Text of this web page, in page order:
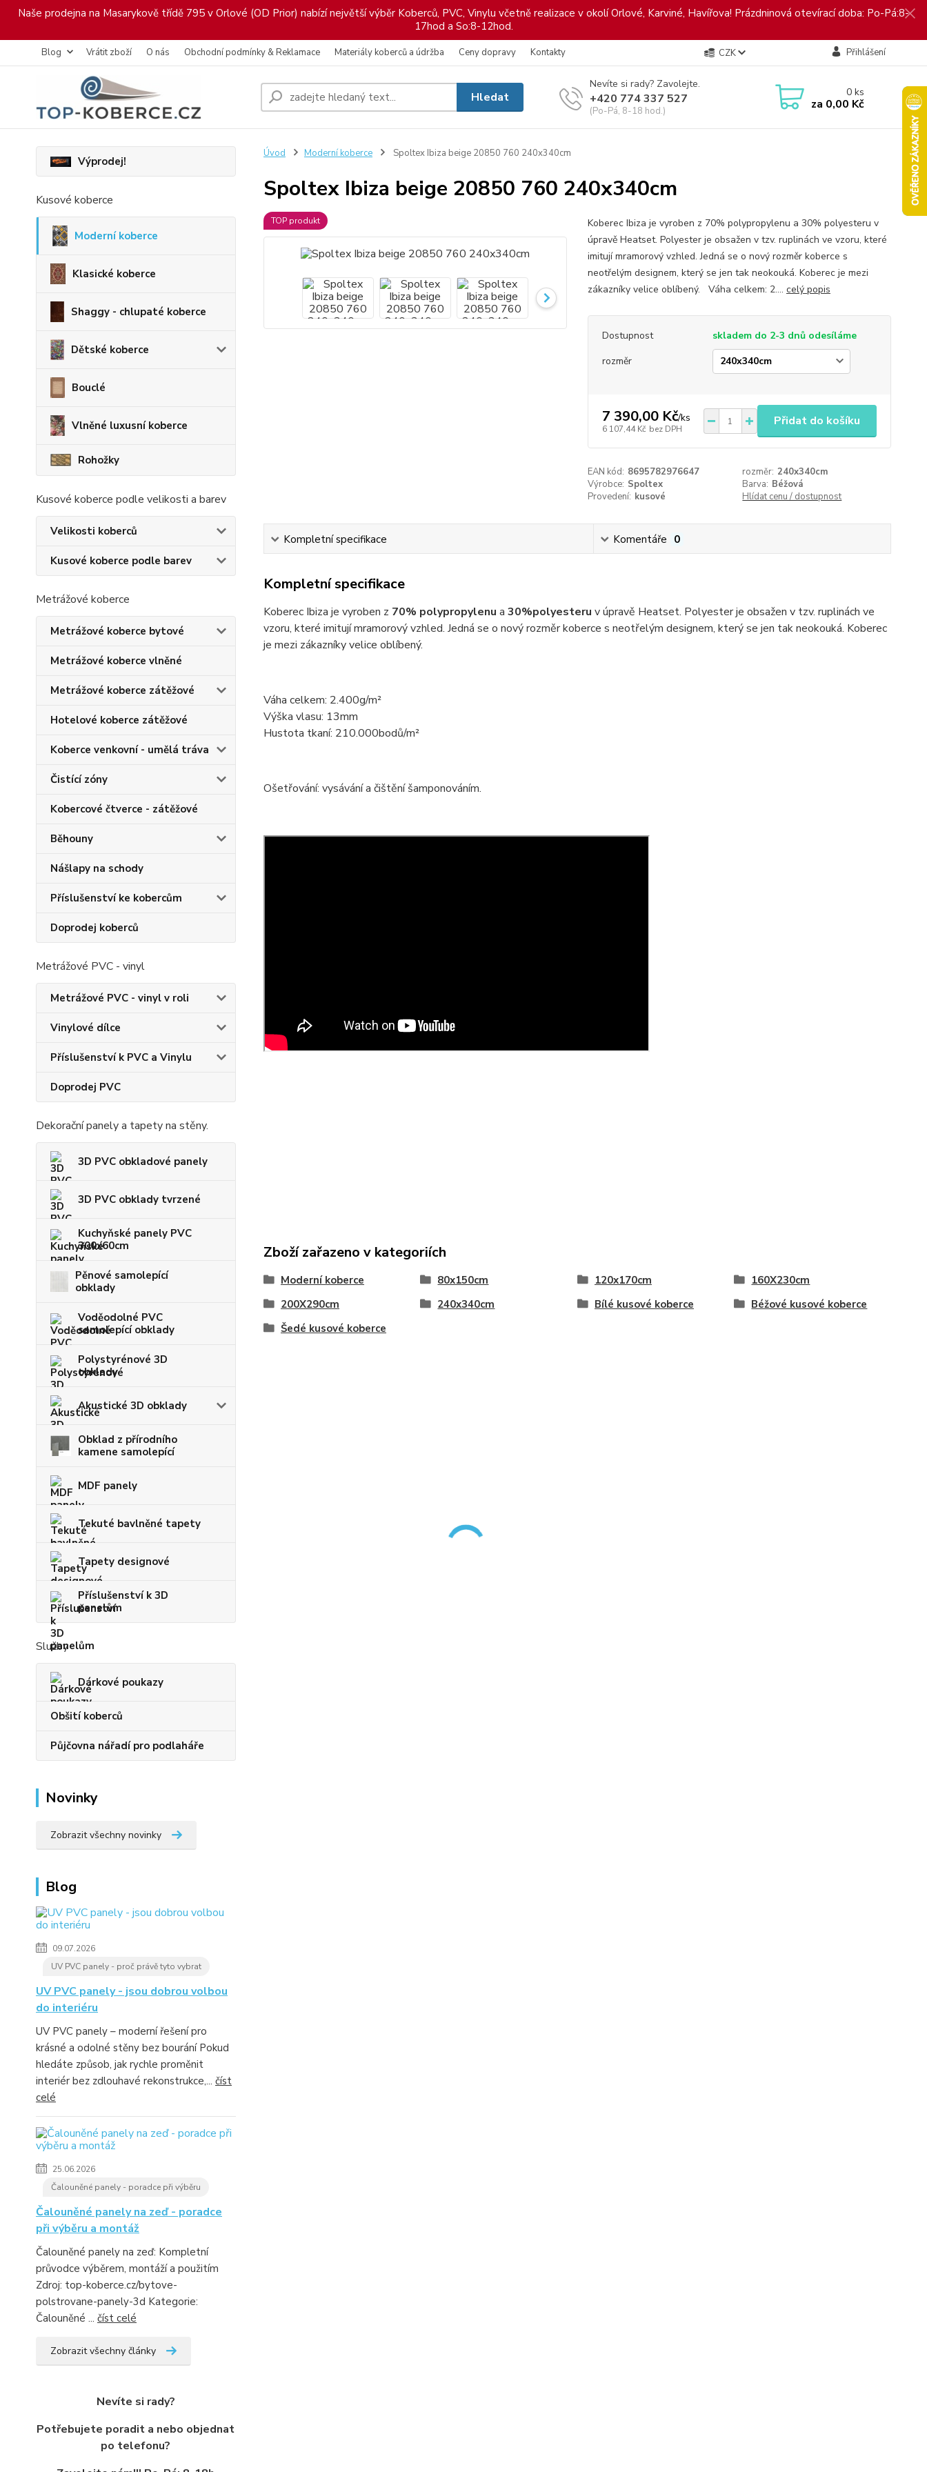
Naše prodejna na Masarykově třídě 795 v Orlové (OD Prior) nabízí největší výběr Koberců, PVC, Vinylu včetně realizace v okolí Orlové, Karviné, Havířova! Prázdninová otevírací doba: Po-Pá:8-
17hod a So:8-12hod.
Blog Vrátit zboží O nás Obchodní podmínky & Reklamace Materiály koberců a údržba Ceny dopravy Kontakty CZK Přihlášení
Hledat
Nevíte si rady? Zavolejte.
+420 774 337 527
(Po-Pá, 8-18 hod.)
0ks
za 0,00 Kč
Výprodej!
Kusové koberce
Moderní koberce
Klasické koberce
Shaggy - chlupaté koberce
Dětské koberce
Bouclé
Vlněné luxusní koberce
Rohožky
Kusové koberce podle velikosti a barev
Velikosti koberců
Kusové koberce podle barev
Metrážové koberce
Metrážové koberce bytové
Metrážové koberce vlněné
Metrážové koberce zátěžové
Hotelové koberce zátěžové
Koberce venkovní - umělá tráva
Čistící zóny
Kobercové čtverce - zátěžové
Běhouny
Nášlapy na schody
Příslušenství ke kobercům
Doprodej koberců
Metrážové PVC - vinyl
Metrážové PVC - vinyl v roli
Vinylové dílce
Příslušenství k PVC a Vinylu
Doprodej PVC
Dekorační panely a tapety na stěny.
3D PVC obkladové panely
3D PVC obklady tvrzené
Kuchyňské panely PVC
300x60cm
Pěnové samolepící
obklady
Voděodolné PVC
samolepící obklady
Polystyrénové 3D
obklady
Akustické 3D obklady
Obklad z přírodního
kamene samolepící
MDF panely
Tekuté bavlněné tapety
Tapety designové
Příslušenství k 3D
panelům
Služby
Dárkové poukazy
Obšití koberců
Půjčovna nářadí pro podlaháře
Novinky
Zobrazit všechny novinky
Blog
09.07.2026
UV PVC panely - proč právě tyto vybrat
UV PVC panely - jsou dobrou volbou
do interiéru
UV PVC panely – moderní řešení pro
krásné a odolné stěny bez bourání Pokud
hledáte způsob, jak rychle proměnit
interiér bez zdlouhavé rekonstrukce,... číst
celé
25.06.2026
Čalouněné panely - poradce při výběru
Čalouněné panely na zeď - poradce
při výběru a montáž
Čalouněné panely na zeď: Kompletní
průvodce výběrem, montáží a použitím
Zdroj: top-koberce.cz/bytove-
polstrovane-panely-3d Kategorie:
Čalouněné ... číst celé
Zobrazit všechny články
Nevíte si rady?
Potřebujete poradit a nebo objednat
po telefonu?
Úvod Moderní koberce Spoltex Ibiza beige 20850 760 240x340cm
Spoltex Ibiza beige 20850 760 240x340cm
TOP produkt
Koberec Ibiza je vyroben z 70% polypropylenu a 30% polyesteru v
úpravě Heatset. Polyester je obsažen v tzv. ruplinách ve vzoru, které
imitují mramorový vzhled. Jedná se o nový rozměr koberce s
neotřelým designem, který se jen tak neokouká. Koberec je mezi
zákazníky velice oblíbený. Váha celkem: 2.... celý popis
Dostupnost
skladem do 2-3 dnů odesíláme
rozměr
7 390,00 Kč/ks
6 107,44 Kč bez DPH
Přidat do košíku
EAN kód: 8695782976647 rozměr: 240x340cm
Výrobce: Spoltex Barva: Béžová
Provedení: kusové Hlídat cenu / dostupnost
Kompletní specifikace Komentáře 0
Kompletní specifikace
Koberec Ibiza je vyroben z 70% polypropylenu a 30%polyesteru v úpravě Heatset. Polyester je obsažen v tzv. ruplinách ve
vzoru, které imitují mramorový vzhled. Jedná se o nový rozměr koberce s neotřelým designem, který se jen tak neokouká. Koberec
je mezi zákazníky velice oblíbený.
Váha celkem: 2.400g/m²
Výška vlasu: 13mm
Hustota tkaní: 210.000bodů/m²
Ošetřování: vysávání a čištění šamponováním.
Zboží zařazeno v kategoriích
Moderní koberce 80x150cm 120x170cm
160X230cm
200X290cm
240x340cm Bílé kusové koberce
Béžové kusové koberce
Šedé kusové koberce